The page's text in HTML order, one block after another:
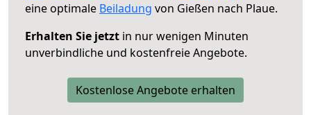
eine optimale Beiladung von Gießen nach Plaue.
Erhalten Sie jetzt in nur wenigen Minuten
unverbindliche und kostenfreie Angebote.
Kostenlose Angebote erhalten